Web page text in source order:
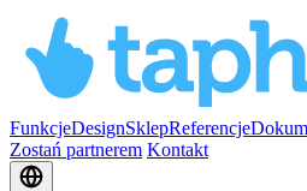
FunkcjeDesignSklepReferencje
Zostań partnerem Kontakt